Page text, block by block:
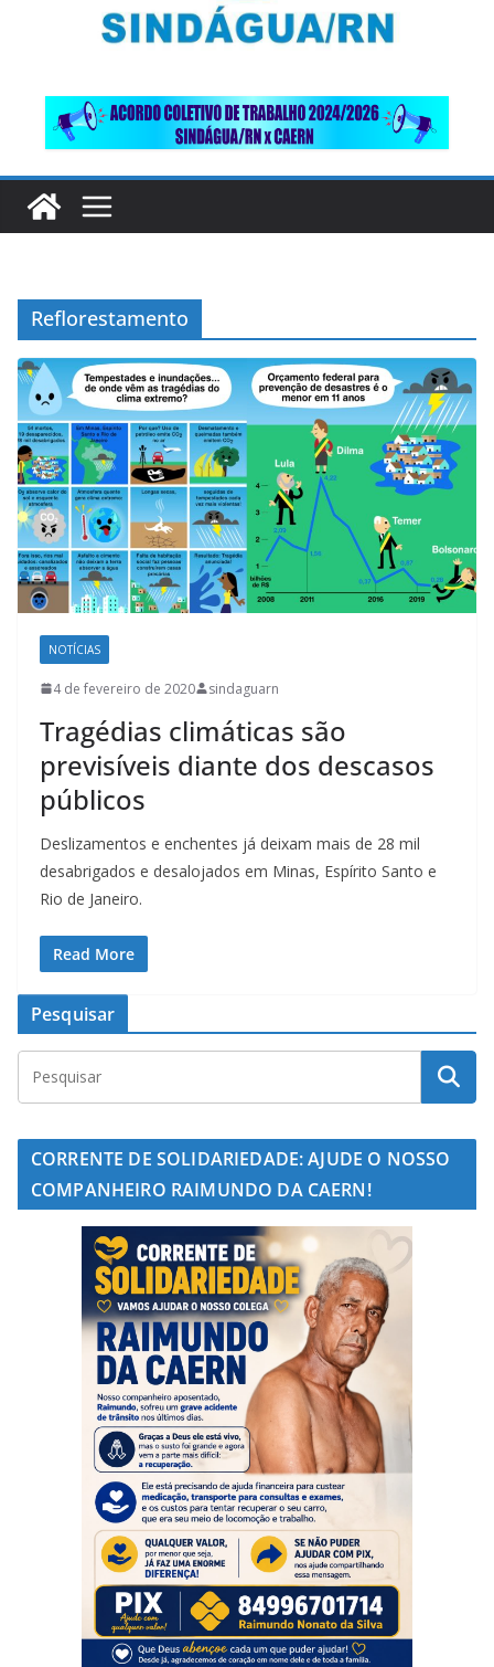
Reflorestamento
NOTÍCIAS
4 de fevereiro de 2020 sindaguarn
Tragédias climáticas são
previsíveis diante dos descasos
públicos
Deslizamentos e enchentes já deixam mais de 28 mil
desabrigados e desalojados em Minas, Espírito Santo e
Rio de Janeiro.
Read More
Pesquisar
CORRENTE DE SOLIDARIEDADE: AJUDE O NOSSO
COMPANHEIRO RAIMUNDO DA CAERN!